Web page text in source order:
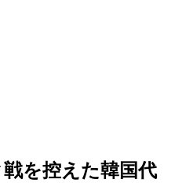
を控えた韓国代